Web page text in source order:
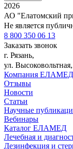
2026
АО "Елатомский
Не является
8 800 350 06 13
Заказать звонок
г. Рязань,
ул.
Компания ЕЛАМЕД
Отзывы
Новости
Статьи
Научные
Вебинары
Каталог ЕЛАМЕД
Лечебная и
Дезинфекция и